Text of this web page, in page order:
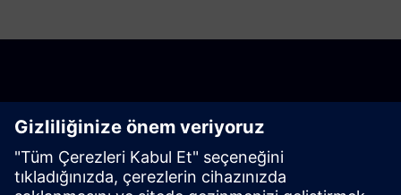
Başlayın
Şimdi satın al